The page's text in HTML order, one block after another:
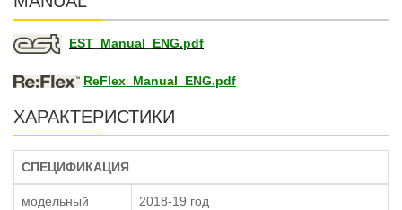
EST_Manual_ENG.pdf
ReFlex_Manual_ENG.pdf
ХАРАКТЕРИСТИКИ
СПЕЦИФИКАЦИЯ
модельный
2018-19 год